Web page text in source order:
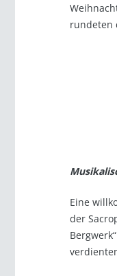
rundeten
Eine
der